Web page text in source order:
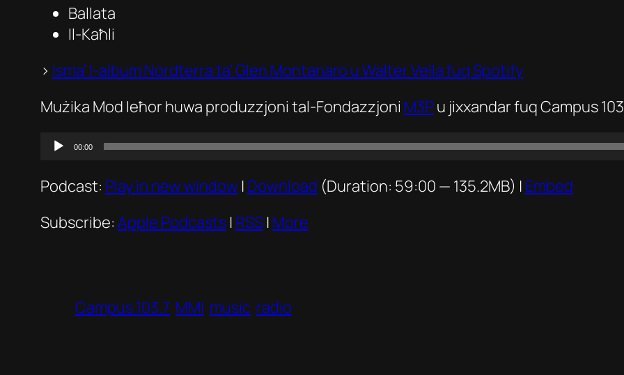
Ballata
Il-Kaħli
> Isma’ l-album Nordterrata’ Glen Montanaro u Walter Vella fuq Spotify
Mużika Mod Ieħor huwa produzzjoni tal-Fondazzjoni M3Pu jixxandar fuq Campus
Audio00:00
Podcast: Play in new window | Download (Duration: 59:00 — 135.2MB) | Embed
Subscribe: Apple Podcasts | RSS | More
Campus 103.7 MMI music radio